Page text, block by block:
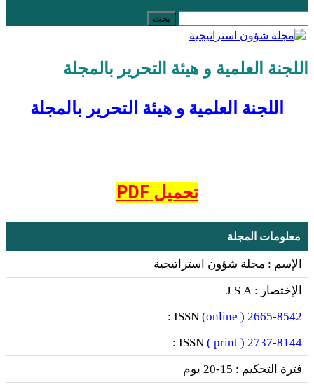
اللجنة العلمية و هيئة التحرير بالمجلة
اللجنة العلمية و هيئة التحرير بالمجلة
تحميل PDF
معلومات المجلة
الإسم : مجلة شؤون استراتيجية
الإختصار : J S A
2665-8542 ( online)
2737-8144 ( print )
فترة التحكيم : 15-20 يوم